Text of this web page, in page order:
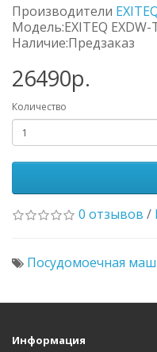
Производители
Модель:EXITEQ EXDW-
Наличие:Предзаказ
26490р.
Количество
0 отзывов /
Посудомоечная
Информация